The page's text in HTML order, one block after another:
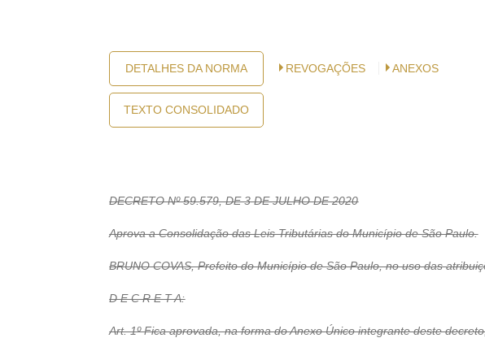
DETALHES DA NORMA
TEXTO CONSOLIDADO
REVOGAÇÕES ANEXOS
DECRETO Nº 59.579, DE 3 DE JULHO DE 2020
Aprova a Consolidação das Leis Tributárias do Município de São Paulo.
BRUNO COVAS, Prefeito do Município de São Paulo, no uso das
D E C R E T A:
Art. 1º Fica aprovada, na forma do Anexo Único integrante deste